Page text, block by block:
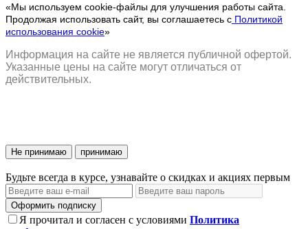
«Мы используем cookie-файлы для улучшения работы сайта.
Продолжая использовать сайт, вы соглашаетесь с Политикой
использования cookie»
Информация на сайте не является публичной офертой.
Указанные цены на сайте могут отличаться от
действительных.
Не принимаю принимаю
Будьте всегда в курсе, узнавайте о скидках и акциях первым
Оформить подписку
Я прочитал и согласен с условиями Политика